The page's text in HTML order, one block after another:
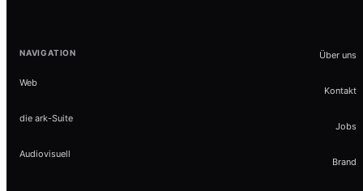
NAVIGATION
Web
die ark-Suite
Audiovisuell
Über uns
Kontakt
Jobs
Brand